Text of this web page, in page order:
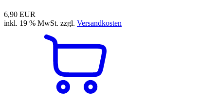
6,90 EUR
inkl. 19 % MwSt. zzgl. Versandkosten